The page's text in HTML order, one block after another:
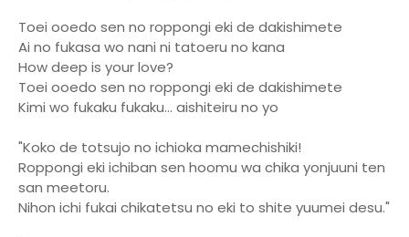
Toei ooedo sen no roppongi eki de dakishimete
Ai no fukasa wo nani ni tatoeru no kana
How deep is your love?
Toei ooedo sen no roppongi eki de dakishimete
Kimi wo fukaku fukaku... aishiteiru no yo
"Koko de totsujo no ichioka mamechishiki!
Roppongi eki ichiban sen hoomu wa chika yonjuuni ten
san meetoru.
Nihon ichi fukai chikatetsu no eki to shite yuumei desu."